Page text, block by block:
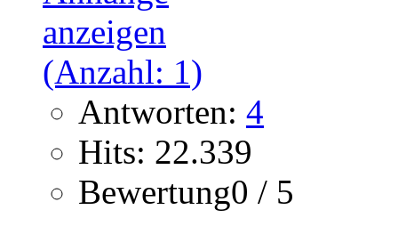
Antworten: 4
Hits: 22.339
Bewertung0 / 5